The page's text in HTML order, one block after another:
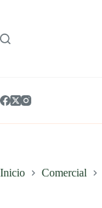
Inicio Comercial